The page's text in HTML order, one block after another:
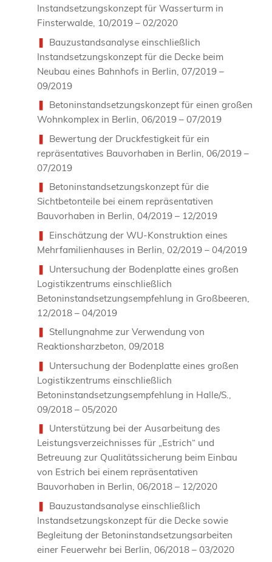
Instandsetzungskonzept für Wasserturm in
Finsterwalde, 10/2019 – 02/2020
Bauzustandsanalyse einschließlich
Instandsetzungskonzept für die Decke beim
Neubau eines Bahnhofs in Berlin, 07/2019 –
09/2019
Betoninstandsetzungskonzept für einen großen
Wohnkomplex in Berlin, 06/2019 – 07/2019
Bewertung der Druckfestigkeit für ein
repräsentatives Bauvorhaben in Berlin, 06/2019 –
07/2019
Betoninstandsetzungskonzept für die
Sichtbetonteile bei einem repräsentativen
Bauvorhaben in Berlin, 04/2019 – 12/2019
Einschätzung der WU-Konstruktion eines
Mehrfamilienhauses in Berlin, 02/2019 – 04/2019
Untersuchung der Bodenplatte eines großen
Logistikzentrums einschließlich
Betoninstandsetzungsempfehlung in Großbeeren,
12/2018 – 04/2019
Stellungnahme zur Verwendung von
Reaktionsharzbeton, 09/2018
Untersuchung der Bodenplatte eines großen
Logistikzentrums einschließlich
Betoninstandsetzungsempfehlung in Halle/S.,
09/2018 – 05/2020
Unterstützung bei der Ausarbeitung des
Leistungsverzeichnisses für „Estrich“ und
Betreuung zur Qualitätssicherung beim Einbau
von Estrich bei einem repräsentativen
Bauvorhaben in Berlin, 06/2018 – 12/2020
Bauzustandsanalyse einschließlich
Instandsetzungskonzept für die Decke sowie
Begleitung der Betoninstandsetzungsarbeiten
einer Feuerwehr bei Berlin, 06/2018 – 03/2020